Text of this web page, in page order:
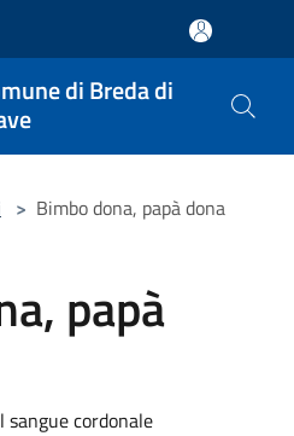
di Breda di
> Bimbo dona, papà dona
papà
sangue cordonale